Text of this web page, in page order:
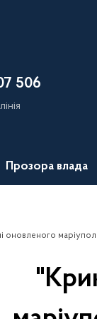
506
Прозора влада
маріупольського